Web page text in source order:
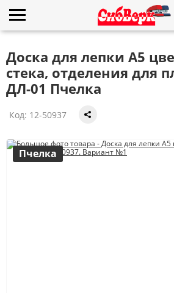
Доска для лепки А5
стека, отделения для
ДЛ-01 Пчелка
Код: 12-50937
Пчелка